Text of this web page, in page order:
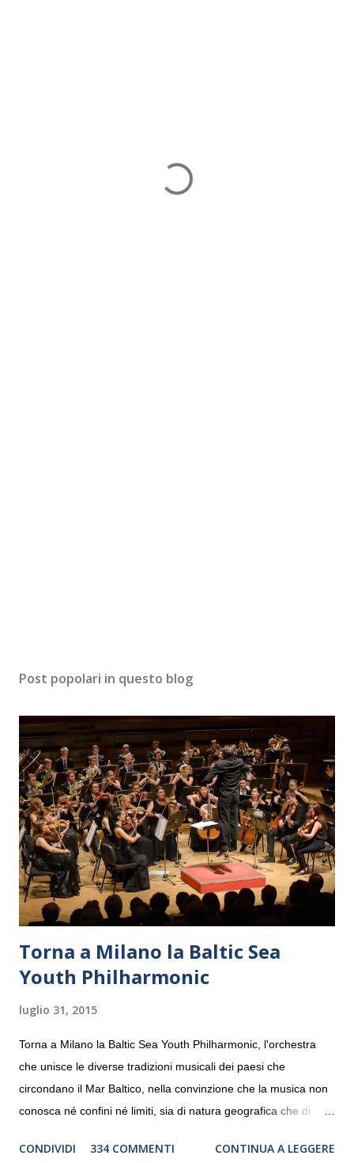
Post popolari in questo blog
Torna a Milano la Baltic Sea
Youth Philharmonic
luglio 31, 2015
Torna a Milano la Baltic Sea Youth Philharmonic, l'orchestra
che unisce le diverse tradizioni musicali dei paesi che
circondano il Mar Baltico, nella convinzione che la musica non
conosca né confini né limiti, sia di natura geografica che di
debutterà il 10 settembre a Heiden, in Germania, e toccherà, in
CONDIVIDI 334 COMMENTI CONTINUA A LEGGERE